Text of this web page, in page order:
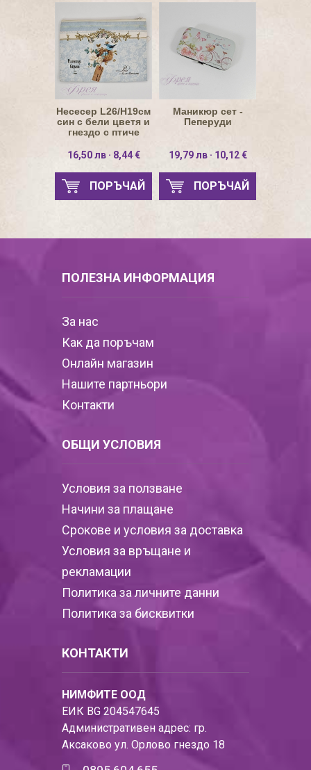
Несесер L26/H19см
син с бели цветя и
гнездо с птиче
16,50 лв · 8,44 €
ПОРЪЧАЙ
Маникюр сет -
Пеперуди
19,79 лв · 10,12 €
ПОРЪЧАЙ
ПОЛЕЗНА ИНФОРМАЦИЯ
За нас
Как да поръчам
Онлайн магазин
Нашите партньори
Контакти
ОБЩИ УСЛОВИЯ
Условия за ползване
Начини за плащане
Срокове и условия за доставка
Условия за връщане и
рекламации
Политика за личните данни
Политика за бисквитки
КОНТАКТИ
НИМФИТЕ ООД
ЕИК BG 204547645
Административен адрес: гр.
Аксаково ул. Орлово гнездо 18